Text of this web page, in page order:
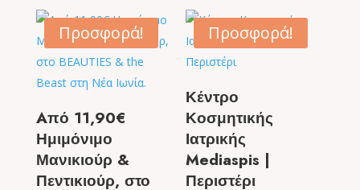
9,50 €. είναι:
6,50 €.
99,00 €.
49,90 €.
Προσφορά!
Aπό 11,90€
Ημιμόνιμο
Μανικιούρ &
Πεντικιούρ, στο
Προσφορά!
Κέντρο
Κοσμητικής
Ιατρικής
Mediaspis |
Περιστέρι